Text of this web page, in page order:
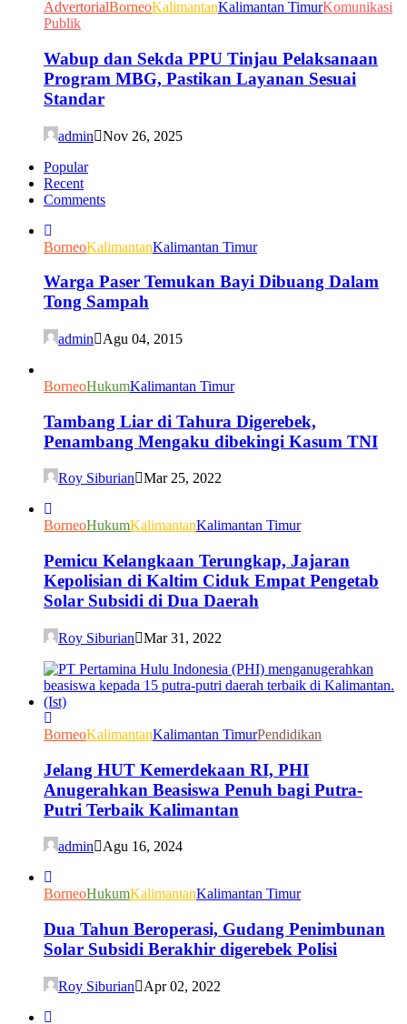
AdvertorialBorneoKalimantanKalimantan TimurKomunikasi
Publik
Wabup dan Sekda PPU Tinjau Pelaksanaan
Program MBG, Pastikan Layanan Sesuai
Standar
admin
Nov 26, 2025
Popular
Recent
Comments
BorneoKalimantanKalimantan Timur
Warga Paser Temukan Bayi Dibuang Dalam
Tong Sampah
admin Agu 04, 2015
BorneoHukumKalimantan Timur
Tambang Liar di Tahura Digerebek,
Penambang Mengaku dibekingi Kasum TNI
Roy Siburian Mar 25, 2022
BorneoHukumKalimantanKalimantan Timur
Pemicu Kelangkaan Terungkap, Jajaran
Kepolisian di Kaltim Ciduk Empat Pengetab
Solar Subsidi di Dua Daerah
Roy Siburian Mar 31, 2022
BorneoKalimantanKalimantan TimurPendidikan
Jelang HUT Kemerdekaan RI, PHI
Anugerahkan Beasiswa Penuh bagi Putra-
Putri Terbaik Kalimantan
admin Agu 16, 2024
BorneoHukumKalimantanKalimantan Timur
Dua Tahun Beroperasi, Gudang Penimbunan
Solar Subsidi Berakhir digerebek Polisi
Roy Siburian Apr 02, 2022